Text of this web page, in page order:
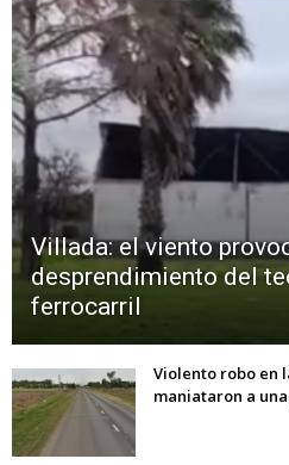
Villada: el viento
desprendimiento del
ferrocarril
Violento robo en
maniataron a